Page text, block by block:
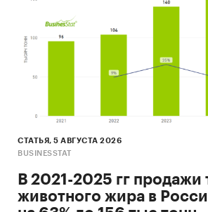
СТАТЬЯ, 5 АВГУСТА 2026
BUSINESSTAT
В 2021-2025 гг продажи
животного жира в